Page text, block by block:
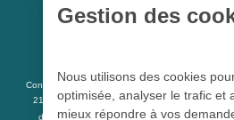
Conformément aux articles L 5213-3 du code
21 décembre 2012 fixant la liste des dispositifs
d’une publicité auprès du public, et à l'articleR
Gestion des
Nous utilisons des cookies
optimisée, analyser le trafic et
mieux répondre à vos